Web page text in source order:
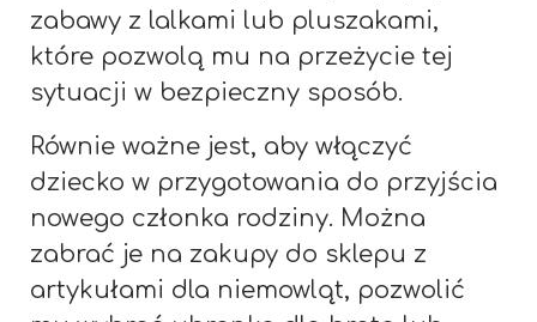
zabawy z lalkami lub pluszakami,
które pozwolą mu na przeżycie tej
sytuacji w bezpieczny sposób.
Równie ważne jest, aby włączyć
dziecko w przygotowania do przyjścia
nowego członka rodziny. Można
zabrać je na zakupy do sklepu z
artykułami dla niemowląt, pozwolić